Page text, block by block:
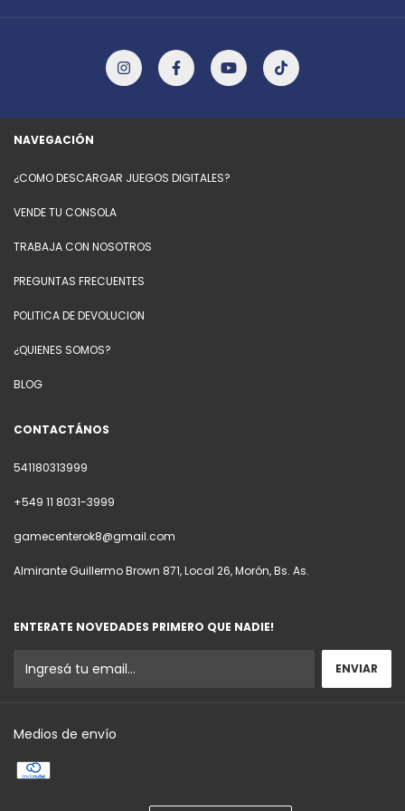
NAVEGACIÓN
¿COMO DESCARGAR JUEGOS DIGITALES?
VENDE TU CONSOLA
TRABAJA CON NOSOTROS
PREGUNTAS FRECUENTES
POLITICA DE DEVOLUCION
¿QUIENES SOMOS?
BLOG
CONTACTÁNOS
541180313999
+549 11 8031-3999
gamecenterok8@gmail.com
Almirante Guillermo Brown 871, Local 26, Morón, Bs. As.
ENTERATE NOVEDADES PRIMERO QUE NADIE!
Medios de envío